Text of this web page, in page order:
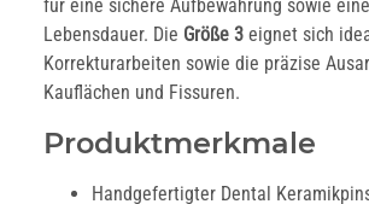
für eine sichere Aufbewahrung sowie
Lebensdauer. Die Größe 3 eignet sich
Korrekturarbeiten sowie die präzise
Kauflächen und Fissuren.
Produktmerkmale
Handgefertigter Dental